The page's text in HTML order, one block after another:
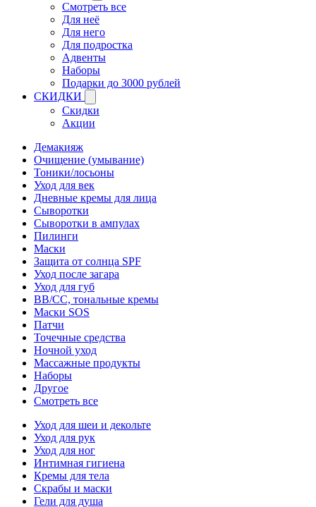
Смотреть все
Для неё
Для него
Для подростка
Адвенты
Наборы
Подарки до 3000 рублей
СКИДКИ
Скидки
Акции
Демакияж
Очищение (умывание)
Тоники/лосьоны
Уход для век
Дневные кремы для лица
Сыворотки
Сыворотки в ампулах
Пилинги
Маски
Защита от солнца SPF
Уход после загара
Уход для губ
BB/CC, тональные кремы
Маски SOS
Патчи
Точечные средства
Ночной уход
Массажные продукты
Наборы
Другое
Смотреть все
Уход для шеи и декольте
Уход для рук
Уход для ног
Интимная гигиена
Кремы для тела
Скрабы и маски
Гели для душа